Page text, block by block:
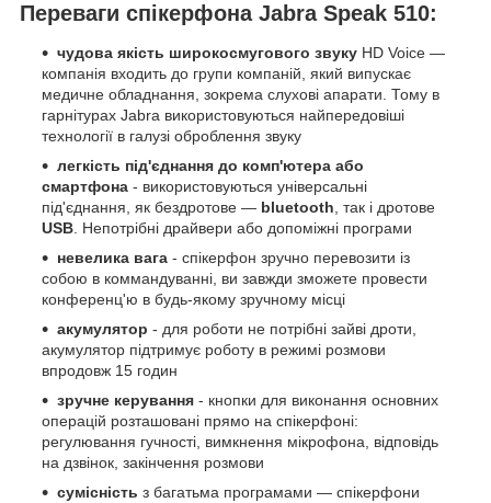
Переваги спікерфона Jabra Speak 510:
чудова якість широкосмугового звуку HD Voice —
компанія входить до групи компаній, який випускає
медичне обладнання, зокрема слухові апарати. Тому в
гарнітурах Jabra використовуються найпередовіші
технології в галузі оброблення звуку
легкість під'єднання до комп'ютера або
смартфона - використовуються універсальні
під'єднання, як бездротове — bluetooth , так і дротове
USB . Непотрібні драйвери або допоміжні програми
невелика вага - спікерфон зручно перевозити із
собою в коммандуванні, ви завжди зможете провести
конференц'ю в будь-якому зручному місці
акумулятор - для роботи не потрібні зайві дроти,
акумулятор підтримує роботу в режимі розмови
впродовж 15 годин
зручне керування - кнопки для виконання основних
операцій розташовані прямо на спікерфоні:
регулювання гучності, вимкнення мікрофона, відповідь
на дзвінок, закінчення розмови
сумісність з багатьма програмами — спікерфони